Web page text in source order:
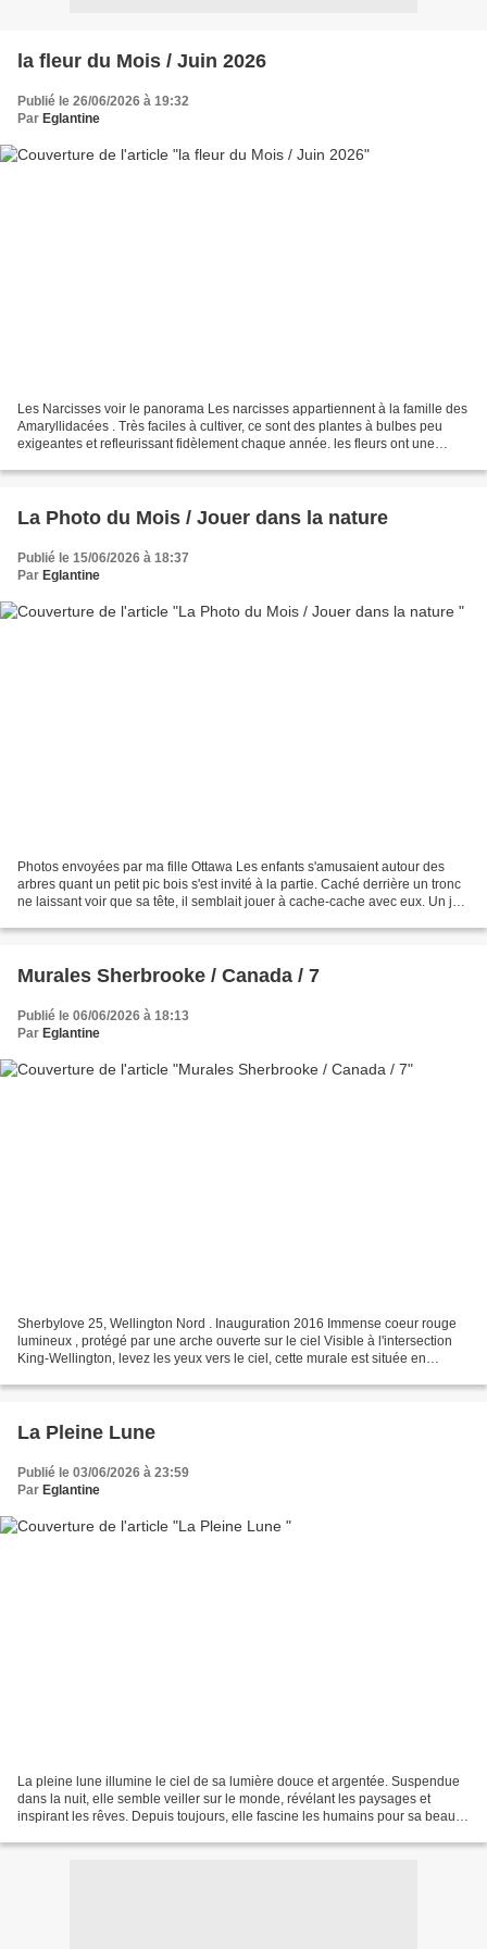
la fleur du Mois / Juin 2026
Publié le 26/06/2026 à 19:32
Par Eglantine
Les Narcisses voir le panorama Les narcisses appartiennent à la famille des
Amaryllidacées . Très faciles à cultiver, ce sont des plantes à bulbes peu
exigeantes et refleurissant fidèlement chaque année. les fleurs ont une
La Photo du Mois / Jouer dans la nature
Publié le 15/06/2026 à 18:37
Par Eglantine
Photos envoyées par ma fille Ottawa Les enfants s'amusaient autour des
arbres quant un petit pic bois s'est invité à la partie. Caché derrière un tronc
ne laissant voir que sa tête, il semblait jouer à cache-cache avec eux. Un joli
Murales Sherbrooke / Canada / 7
Publié le 06/06/2026 à 18:13
Par Eglantine
Sherbylove 25, Wellington Nord . Inauguration 2016 Immense coeur rouge
lumineux , protégé par une arche ouverte sur le ciel Visible à l'intersection
King-Wellington, levez les yeux vers le ciel, cette murale est située en
La Pleine Lune
Publié le 03/06/2026 à 23:59
Par Eglantine
La pleine lune illumine le ciel de sa lumière douce et argentée. Suspendue
dans la nuit, elle semble veiller sur le monde, révélant les paysages et
inspirant les rêves. Depuis toujours, elle fascine les humains pour sa beauté